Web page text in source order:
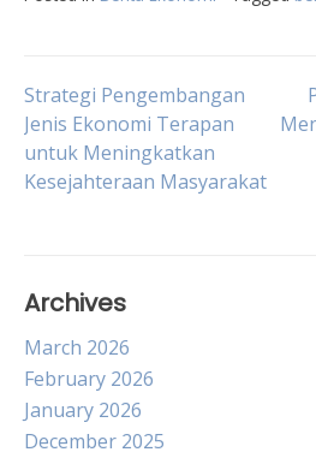
Post
navigation
Strategi Pengembangan
Jenis Ekonomi Terapan
untuk Meningkatkan
Kesejahteraan Masyarakat
Archives
March 2026
February 2026
January 2026
December 2025